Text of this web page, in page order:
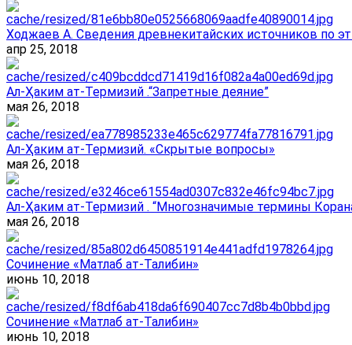
Ходжаев А. Сведения древнекитайских источников по
апр 25, 2018
Ал-Ҳаким ат-Термизий .“Запретные деяние”
мая 26, 2018
Ал-Ҳаким ат-Термизий. «Скрытые вопросы»
мая 26, 2018
Ал-Ҳаким ат-Термизий . “Многозначимые термины
мая 26, 2018
Сочинение «Матлаб ат-Талибин»
июнь 10, 2018
Сочинение «Матлаб ат-Талибин»
июнь 10, 2018